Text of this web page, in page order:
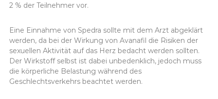
2 % der Teilnehmer vor.
Eine Einnahme von Spedra sollte mit dem Arzt abgeklärt
werden, da bei der Wirkung von Avanafil die Risiken der
sexuellen Aktivität auf das Herz bedacht werden sollten.
Der Wirkstoff selbst ist dabei unbedenklich, jedoch muss
die körperliche Belastung während des
Geschlechtsverkehrs beachtet werden.